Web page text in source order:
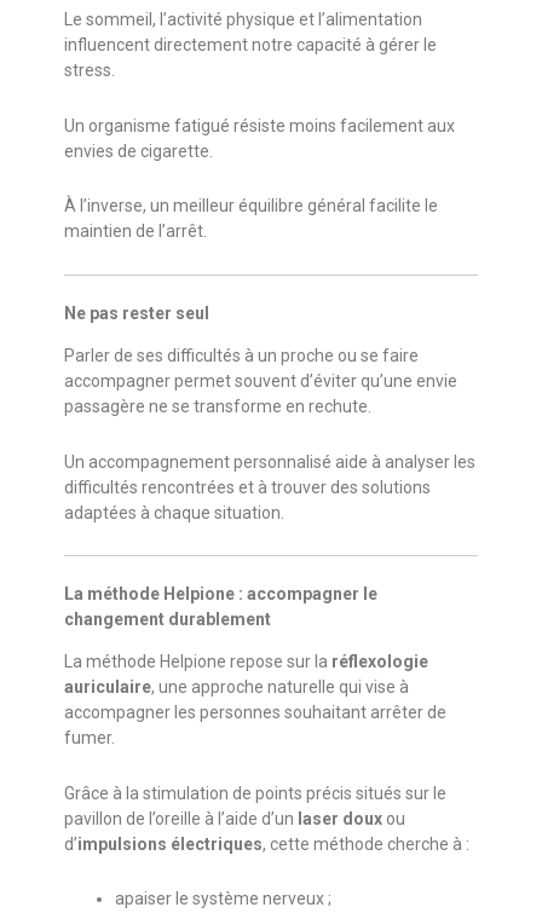
Le sommeil, l’activité physique et l’alimentation
influencent directement notre capacité à gérer le
stress.
Un organisme fatigué résiste moins facilement aux
envies de cigarette.
À l’inverse, un meilleur équilibre général facilite le
maintien de l’arrêt.
Ne pas rester seul
Parler de ses difficultés à un proche ou se faire
accompagner permet souvent d’éviter qu’une envie
passagère ne se transforme en rechute.
Un accompagnement personnalisé aide à analyser les
difficultés rencontrées et à trouver des solutions
adaptées à chaque situation.
La méthode Helpione : accompagner le
changement durablement
La méthode Helpione repose sur la réflexologie
auriculaire, une approche naturelle qui vise à
accompagner les personnes souhaitant arrêter de
fumer.
Grâce à la stimulation de points précis situés sur le
pavillon de l’oreille à l’aide d’un laser douxou
d’impulsions électriques, cette méthode cherche à :
apaiser le système nerveux ;